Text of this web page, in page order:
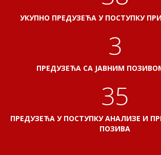
УКУПНО ПРЕДУЗЕЋА У ПОСТУПКУ
3
ПРЕДУЗЕЋА СА ЈАВНИМ
38
ПРЕДУЗЕЋА У ПОСТУПКУ АНАЛИЗЕ И
ПОЗИВА